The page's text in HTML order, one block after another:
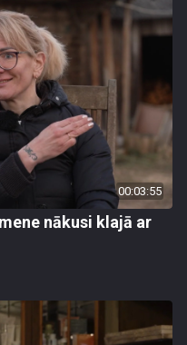
00:03:55
nākusi klajā ar